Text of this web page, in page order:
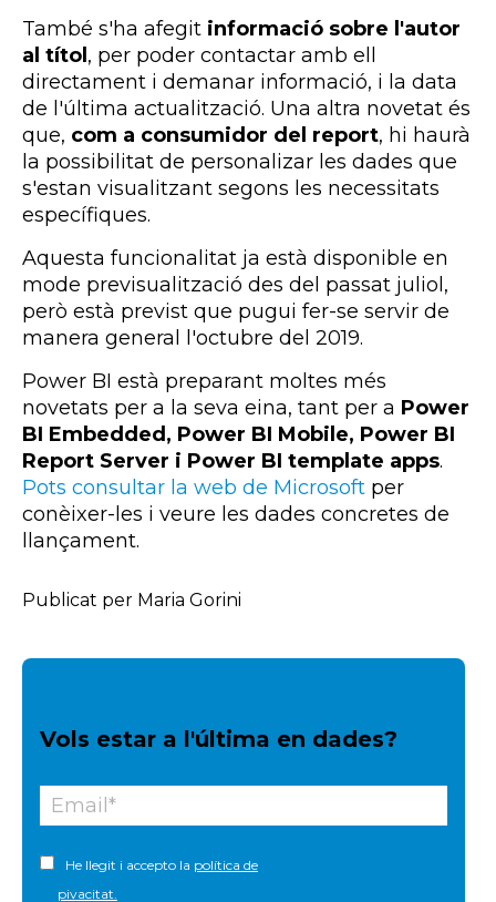
També s'ha afegit informació sobre l'autor
al títol , per poder contactar amb ell
directament i demanar informació, i la data
de l'última actualització. Una altra novetat és
que, com a consumidor del report, hi haurà
la possibilitat de personalizar les dades que
s'estan visualitzant segons les necessitats
específiques.
Aquesta funcionalitat ja està disponible en
mode previsualització des del passat juliol,
però està previst que pugui fer-se servir de
manera general l'octubre del 2019.
Power BI està preparant moltes més
novetats per a la seva eina, tant per a Power
BI Embedded, Power BI Mobile, Power BI
Report Server i Power BI template apps.
Pots consultar la web de Microsoft per
conèixer-les i veure les dades concretes de
llançament.
Publicat per Maria Gorini
Vols estar a l'última en dades?
He llegit i accepto la política de
pivacitat.